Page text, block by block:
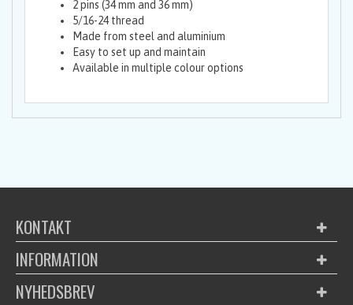
2 pins (34 mm and 36 mm)
5/16-24 thread
Made from steel and aluminium
Easy to set up and maintain
Available in multiple colour options
KONTAKT
INFORMATION
NYHEDSBREV